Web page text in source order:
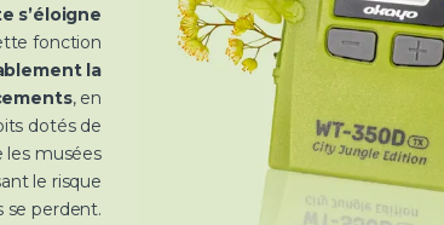
s’éloigne
fonction
la
, en
dotés de
les musées
le risque
se perdent.